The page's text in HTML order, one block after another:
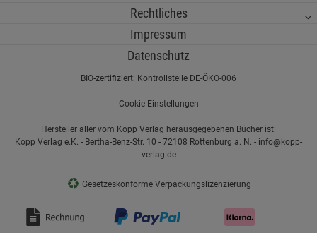
Rechtliches
Impressum
Datenschutz
BIO-zertifiziert: Kontrollstelle DE-ÖKO-006
Cookie-Einstellungen
Hersteller aller vom Kopp Verlag herausgegebenen Bücher ist:
Kopp Verlag e.K. - Bertha-Benz-Str. 10 - 72108 Rottenburg a. N. - info@kopp-
verlag.de
♻ Gesetzeskonforme Verpackungslizenzierung